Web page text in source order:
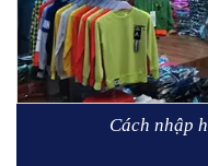
Cách nhập hàng